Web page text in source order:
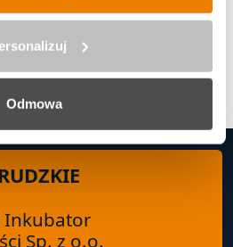
Odmowa
mapa świata Krzysztofa
Inkubator
Sp. z o.o.